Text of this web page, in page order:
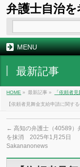
弁護士自治
MENU
最新記事
HOME » 最新記事 » 「依頼者
【依頼者見舞金支給申請に関す
← 高知の弁護士（40589）
を抹消 2025年1月25日
Sakananonews